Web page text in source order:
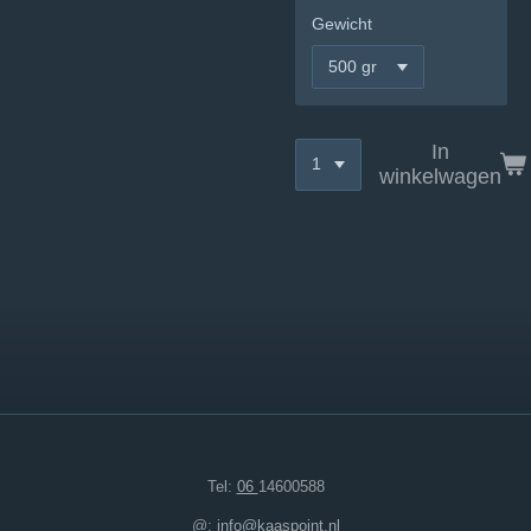
Gewicht
In
winkelwagen
Tel: 06 14600588
@: info@kaaspoint.nl